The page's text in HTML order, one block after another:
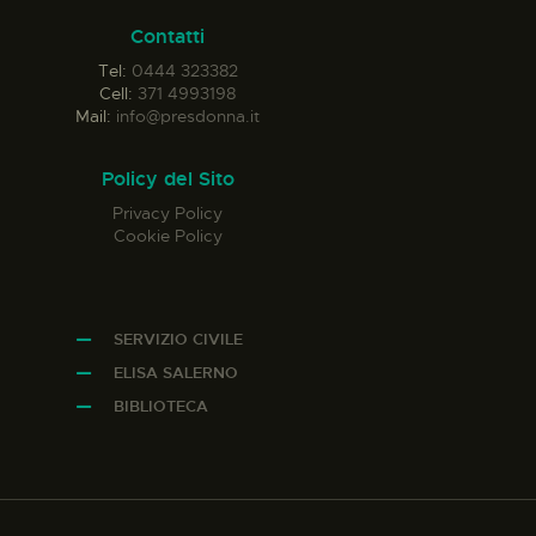
Contatti
Tel: 0444 323382
Cell: 371 4993198
Mail: info@presdonna.it
Policy del Sito
Privacy Policy
Cookie Policy
SERVIZIO CIVILE
ELISA SALERNO
BIBLIOTECA